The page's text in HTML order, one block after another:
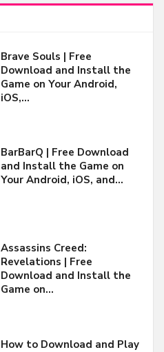
Brave Souls | Free
Download and Install the
Game on Your Android,
iOS,…
BarBarQ | Free Download
and Install the Game on
Your Android, iOS, and…
Assassins Creed:
Revelations | Free
Download and Install the
Game on…
How to Download and Play